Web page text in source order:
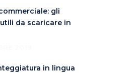
gli
da scaricare in
in lingua